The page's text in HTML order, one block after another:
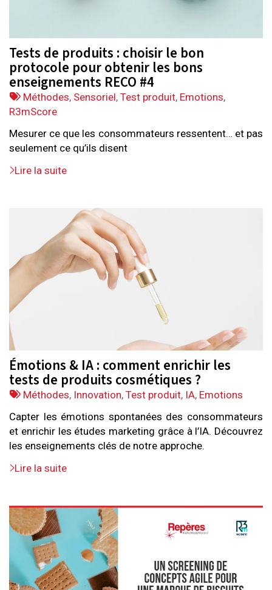
Tests de produits : choisir le bon
protocole pour obtenir les bons
enseignements RECO #4
Tags
:
Méthodes, Sensoriel,Test produit, Emotions,
R3mScore
Mesurer ce que les consommateurs ressentent… et pas
seulement ce qu’ils disent
Lire la suite
Émotions & IA : comment enrichir les
tests de produits cosmétiques ?
Tags
Méthodes, Innovation,Test produit, IA, Emotions
Capter les émotions spontanées des consommateurs
et enrichir les études marketing grâce à l’IA. Découvrez
les enseignements clés de notre approche.
Lire la suite